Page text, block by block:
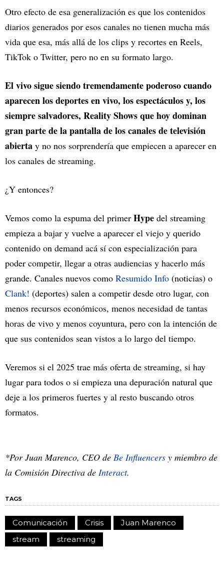
Otro efecto de esa generalización es que los contenidos
diarios generados por esos canales no tienen mucha más
vida que esa, más allá de los clips y recortes en Reels,
TikTok o Twitter, pero no en su formato largo.
El vivo sigue siendo tremendamente poderoso cuando
aparecen los deportes en vivo, los espectáculos y, los
siempre salvadores, Reality Shows que hoy dominan
gran parte de la pantalla de los canales de televisión
abierta y no nos sorprendería que empiecen a aparecer en
los canales de streaming.
¿Y entonces?
Vemos como la espuma del primer Hype del streaming
empieza a bajar y vuelve a aparecer el viejo y querido
contenido on demand acá sí con especialización para
poder competir, llegar a otras audiencias y hacerlo más
grande. Canales nuevos como Resumido Info (noticias) o
Clank! (deportes) salen a competir desde otro lugar, con
menos recursos económicos, menos necesidad de tantas
horas de vivo y menos coyuntura, pero con la intención de
que sus contenidos sean vistos a lo largo del tiempo.
Veremos si el 2025 trae más oferta de streaming, si hay
lugar para todos o si empieza una depuración natural que
deje a los primeros fuertes y al resto buscando otros
formatos.
*Por Juan Marenco, CEO de Be Influencers y miembro de
la Comisión Directiva de Interact.
TAGS
Comunicación Crisis
Juan Marenco
stream
streaming